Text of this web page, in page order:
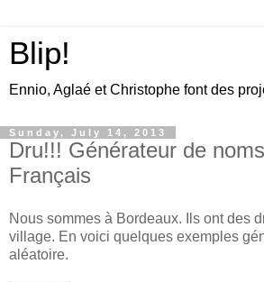
Blip!
Ennio, Aglaé et Christophe font des
Sunday, July 14, 2013
Dru!!! Générateur de
Français
Nous sommes à Bordeaux. Ils ont des
village. En voici quelques exemples
aléatoire.